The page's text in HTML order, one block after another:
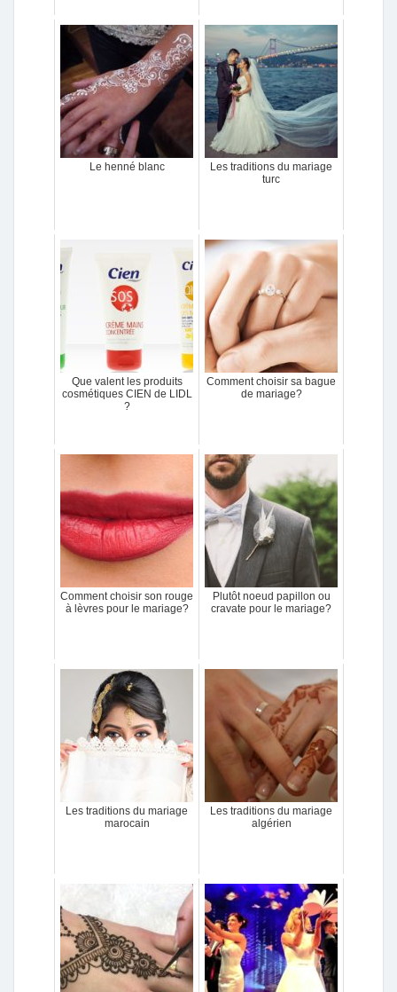
Le henné blanc
Les traditions du mariage
turc
Que valent les produits
cosmétiques CIEN de LIDL
?
Comment choisir sa bague
de mariage?
Comment choisir son rouge
à lèvres pour le mariage?
Plutôt noeud papillon ou
cravate pour le mariage?
Les traditions du mariage
marocain
Les traditions du mariage
algérien